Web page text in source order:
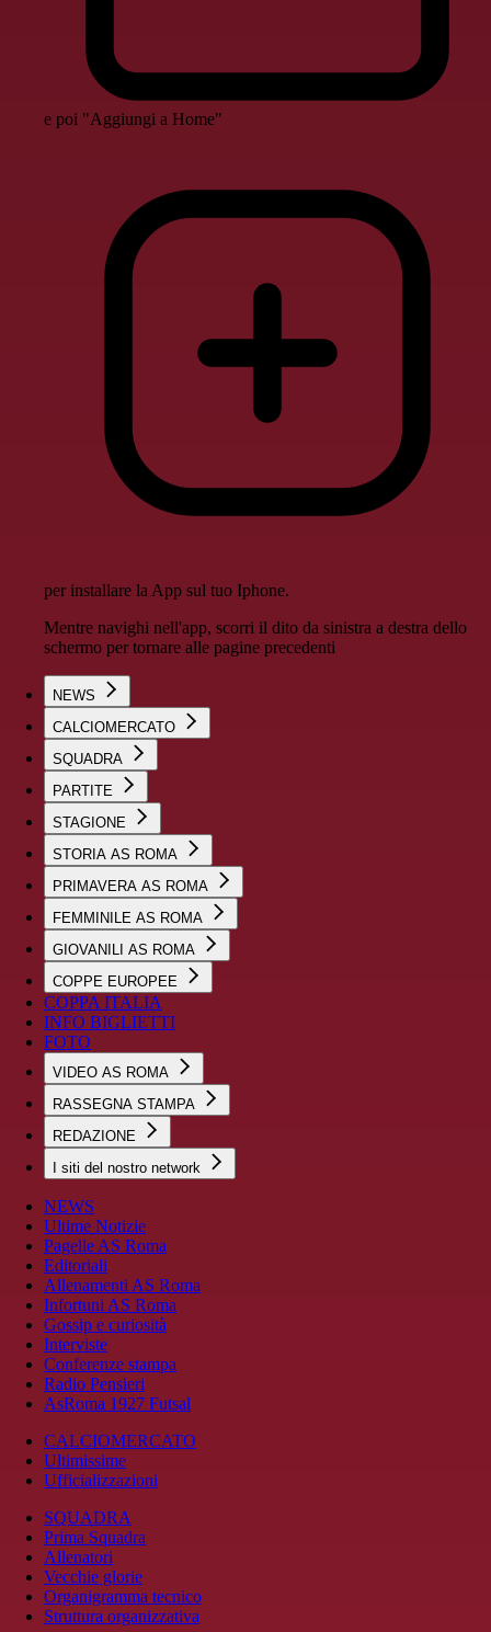
e poi "Aggiungi a Home"
per installare la App sul tuo Iphone.
Mentre navighi nell'app, scorri il dito da sinistra a destra dello
schermo per tornare alle pagine precedenti
NEWS
CALCIOMERCATO
SQUADRA
PARTITE
STAGIONE
STORIA AS ROMA
PRIMAVERA AS ROMA
FEMMINILE AS ROMA
GIOVANILI AS ROMA
COPPE EUROPEE
COPPA ITALIA
INFO BIGLIETTI
FOTO
VIDEO AS ROMA
RASSEGNA STAMPA
REDAZIONE
I siti del nostro network
NEWS
Ultime Notizie
Pagelle AS Roma
Editoriali
Allenamenti AS Roma
Infortuni AS Roma
Gossip e curiosità
Interviste
Conferenze stampa
Radio Pensieri
AsRoma 1927 Futsal
CALCIOMERCATO
Ultimissime
Ufficializzazioni
SQUADRA
Prima Squadra
Allenatori
Vecchie glorie
Organigramma tecnico
Struttura organizzativa